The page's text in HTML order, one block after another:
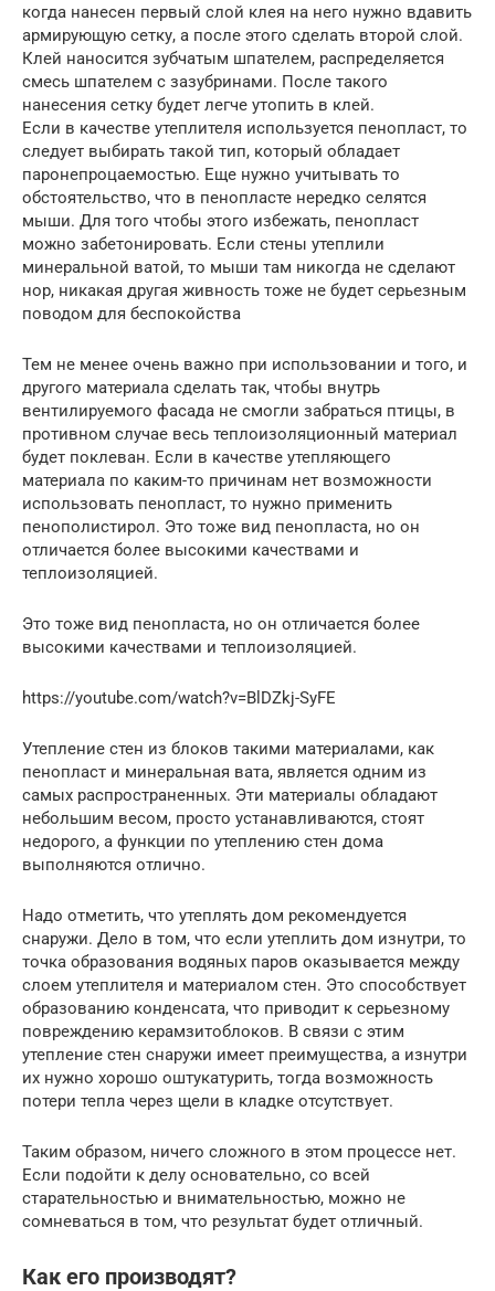
когда нанесен первый слой клея на него нужно вдавить
армирующую сетку, а после этого сделать второй слой.
Клей наносится зубчатым шпателем, распределяется
смесь шпателем с зазубринами. После такого
нанесения сетку будет легче утопить в клей.
Если в качестве утеплителя используется пенопласт, то
следует выбирать такой тип, который обладает
паронепроцаемостью. Еще нужно учитывать то
обстоятельство, что в пенопласте нередко селятся
мыши. Для того чтобы этого избежать, пенопласт
можно забетонировать. Если стены утеплили
минеральной ватой, то мыши там никогда не сделают
нор, никакая другая живность тоже не будет серьезным
поводом для беспокойства
Тем не менее очень важно при использовании и того, и
другого материала сделать так, чтобы внутрь
вентилируемого фасада не смогли забраться птицы, в
противном случае весь теплоизоляционный материал
будет поклеван. Если в качестве утепляющего
материала по каким-то причинам нет возможности
использовать пенопласт, то нужно применить
пенополистирол. Это тоже вид пенопласта, но он
отличается более высокими качествами и
теплоизоляцией.
Это тоже вид пенопласта, но он отличается более
высокими качествами и теплоизоляцией.
https://youtube.com/watch?v=BlDZkj-SyFE
Утепление стен из блоков такими материалами, как
пенопласт и минеральная вата, является одним из
самых распространенных. Эти материалы обладают
небольшим весом, просто устанавливаются, стоят
недорого, а функции по утеплению стен дома
выполняются отлично.
Надо отметить, что утеплять дом рекомендуется
снаружи. Дело в том, что если утеплить дом изнутри, то
точка образования водяных паров оказывается между
слоем утеплителя и материалом стен. Это способствует
образованию конденсата, что приводит к серьезному
повреждению керамзитоблоков. В связи с этим
утепление стен снаружи имеет преимущества, а изнутри
их нужно хорошо оштукатурить, тогда возможность
потери тепла через щели в кладке отсутствует.
Таким образом, ничего сложного в этом процессе нет.
Если подойти к делу основательно, со всей
старательностью и внимательностью, можно не
сомневаться в том, что результат будет отличный.
Как его производят?